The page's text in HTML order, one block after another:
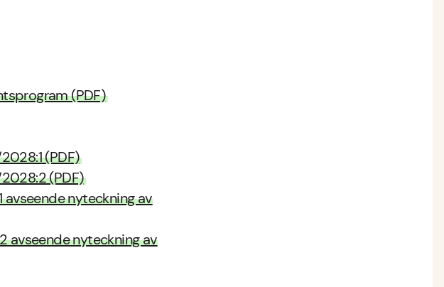
(PDF)
(PDF)
(PDF)
nyteckning av
avseende nyteckning av